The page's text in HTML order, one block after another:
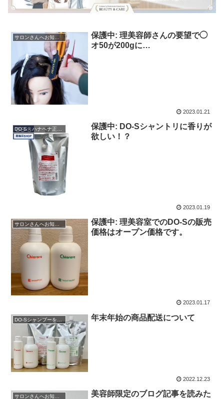
サロンさんへお知らせ
保護中: 理美容師さんの要望で◯
オ50が200gに…
2023.01.21
保護中: DO-Sシャントリに香りが
欲しい！？
2023.01.19
サロンさんへお知らせ
保護中: 理美容室でのDO-Sの販売
価格はオープン価格です。
2023.01.17
DO-Sシャンプーを購入 年末年始の商品配送について
2022.12.23
美容師限定のブログ記事を読みた